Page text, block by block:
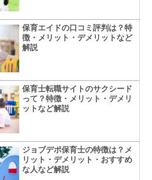
保育エイドの口コミ評判は？特
徴・メリット・デメリットなど
解説
保育士転職サイトのサクシード
って？特徴・メリット・デメリ
ットなど解説
ジョブデポ保育士の特徴は？メ
リット・デメリット・おすすめ
な人など解説